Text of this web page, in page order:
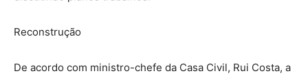
Reconstrução
De acordo com ministro-chefe da Casa Civil, Rui Costa, a